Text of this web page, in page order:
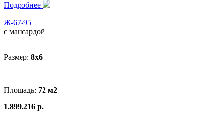
Подробнее
Ж-67-95
с мансардой
Размер: 8x6
Площадь: 72 м2
1.899.216 р.